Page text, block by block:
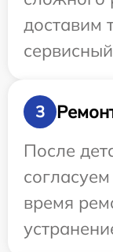
доставим
3
После
время